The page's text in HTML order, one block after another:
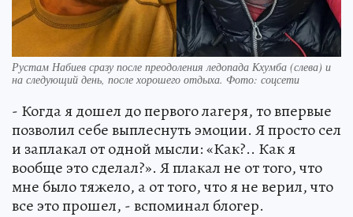
Рустам Набиев сразу после преодоления ледопада Кхумба (слева) и
на следующий день, после хорошего отдыха. Фото: соцсети
- Когда я дошел до первого лагеря, то впервые
позволил себе выплеснуть эмоции. Я просто сел
и заплакал от одной мысли: «Как?.. Как я
вообще это сделал?». Я плакал не от того, что
мне было тяжело, а от того, что я не верил, что
все это прошел, - вспоминал блогер.